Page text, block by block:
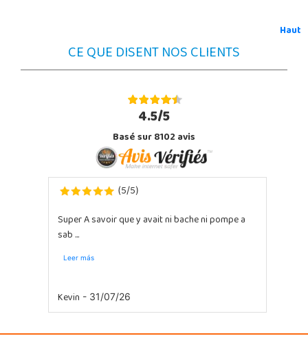
Haut
CE QUE DISENT NOS CLIENTS
4.5/5
Basé sur 8102 avis
(5/5)
Super A savoir que y avait ni bache ni pompe a
sab ...
Leer más
Kevin - 31/07/26